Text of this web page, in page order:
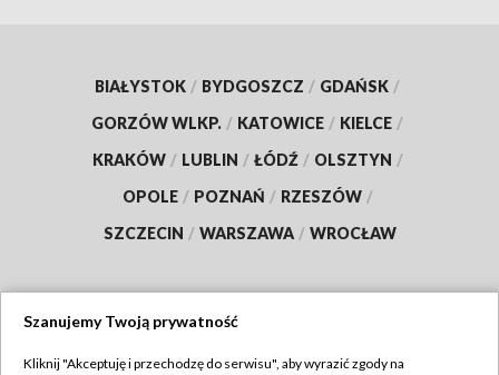
BIAŁYSTOK / BYDGOSZCZ / GDAŃSK /
GORZÓW WLKP. / KATOWICE / KIELCE /
KRAKÓW / LUBLIN / ŁÓDŹ / OLSZTYN /
OPOLE / POZNAŃ / RZESZÓW /
SZCZECIN / WARSZAWA / WROCŁAW
Szanujemy Twoją prywatność
Kliknij "Akceptuję i przechodzę do serwisu", aby wyrazić zgody na